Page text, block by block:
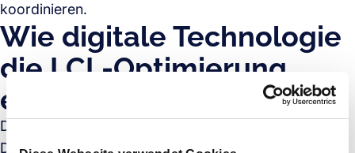
koordinieren.
Wie digitale Technologie
die LCL-Optimierung
ermöglicht
Die Digitalisierung erleichtert die Planung und
Durchführung von taktischem LCL erheblich. Mit der